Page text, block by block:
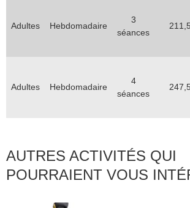
Adultes Hebdomadaire
3
séances
Adultes Hebdomadaire
4
séances
AUTRES ACTIVITÉS QUI
POURRAIENT VOUS